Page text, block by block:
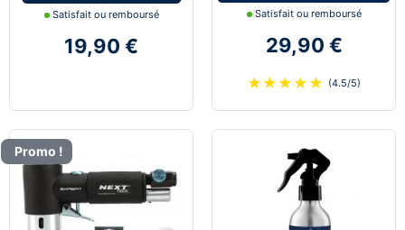
Satisfait ou remboursé
19,90 €
Satisfait ou remboursé
29,90 €
★ ★ ★ ★ ★ (4.5/5)
Promo !